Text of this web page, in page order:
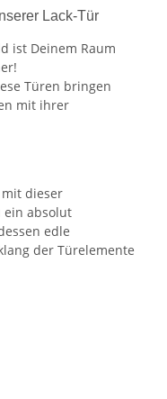
Lack-Tür
ist Deinem Raum
Türen bringen
mit ihrer
dieser
ein absolut
edle
der Türelemente